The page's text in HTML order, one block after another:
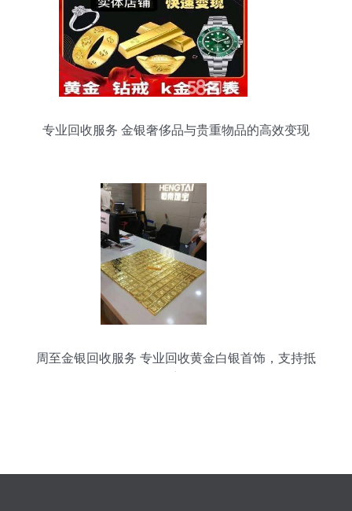
专业回收服务 金银奢侈品与贵重物品的高效变现
周至金银回收服务 专业回收黄金白银首饰，支持抵